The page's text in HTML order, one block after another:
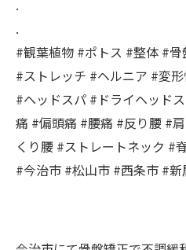
.
.
#観葉植物 #ポトス #整体 #
#ストレッチ #ヘルニア #変
#ヘッドスパ #ドライヘッド
痛 #偏頭痛 #腰痛 #反り腰 #
くり腰 #ストレートネック #
#今治市 #松山市 #西条市 #新